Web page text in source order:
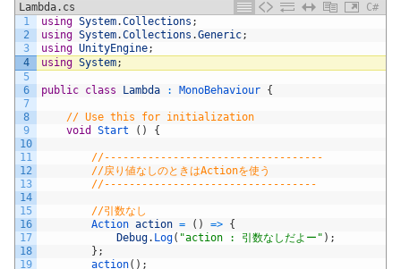
Lambda.cs
C#
1
2
3
4
5
6
7
8
9
10
11
12
13
14
15
16
17
18
19
using System.Collections ;
using System.Collections .Generic;
using UnityEngine;
using System;
public class Lambda : MonoBehaviour {
// Use this for initialization
void
Start ( ) {
//-----------------------------------
//戻り値なしのときはActionを使う
//----------------------------------
//引数なし
Action action = ( ) => {
Debug. Log( "action : 引数なしだよー" ) ;
} ;
action( ) ;